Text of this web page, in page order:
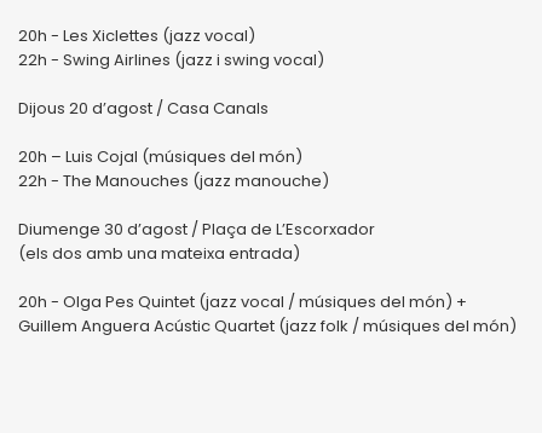
20h - Les Xiclettes (jazz vocal)
22h - Swing Airlines (jazz i swing vocal)
Dijous 20 d’agost / Casa Canals
20h – Luis Cojal (músiques del món)
22h - The Manouches (jazz manouche)
Diumenge 30 d’agost / Plaça de L’Escorxador
(els dos amb una mateixa entrada)
20h - Olga Pes Quintet (jazz vocal / músiques del món) +
Guillem Anguera Acústic Quartet (jazz folk / músiques del món)